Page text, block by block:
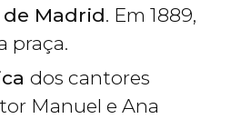
de Madrid. Em 1889,
praça.
dos cantores
Manuel e Ana